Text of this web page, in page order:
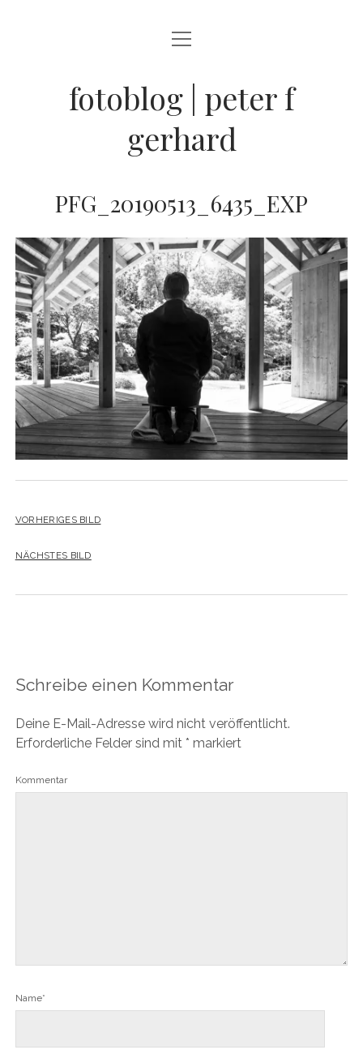
BLOG
JAZZ LIVE !
ZEN MOMENTE
WANDERLUST
INFO Menü
öffnen
DATENSCHUTZ
KONTAKT
ARCHIV
instagram
Menü
öffnen
fotoblog | peter f
gerhard
PFG_20190513_6435_EXP
VORHERIGES BILD
NÄCHSTES BILD
Schreibe einen Kommentar
Deine E-Mail-Adresse wird nicht veröffentlicht.
Erforderliche Felder sind mit * markiert
Kommentar
Name*